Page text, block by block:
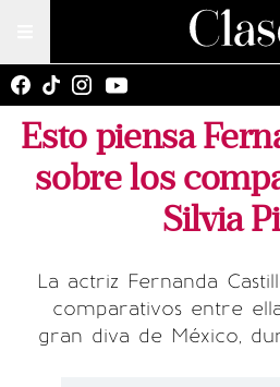
Esto piensa
sobre los
Silvia
La actriz Fernanda
comparativos entre
gran diva de México,